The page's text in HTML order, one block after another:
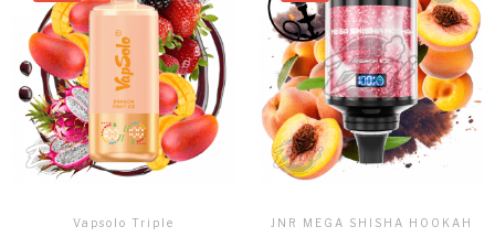
Vapsolo Triple JNR MEGA SHISHA HOOKAH